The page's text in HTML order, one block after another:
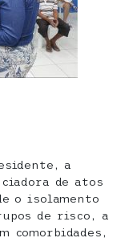
a
de atos
o isolamento
de risco, a
comorbidades,